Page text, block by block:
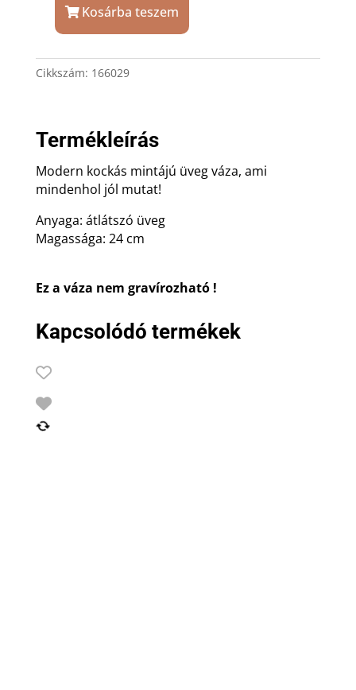
Modern
kockás
üveg
váza
Kosárba teszem
Cikkszám: 166029
Termékleírás
Modern kockás mintájú üveg váza, ami
mindenhol jól mutat!
Anyaga: átlátszó üveg
Magassága: 24 cm
Ez a váza nem gravírozható !
Kapcsolódó termékek